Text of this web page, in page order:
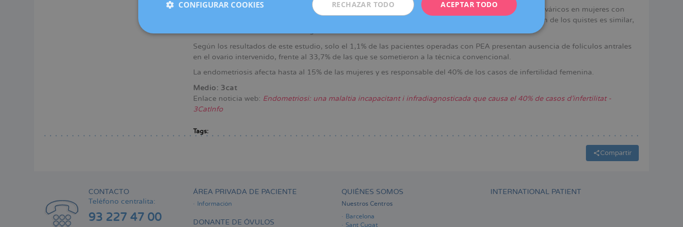
Un estudio deDexeus Mujer
revela que la ablación con energía de plasma (PEA) para tratar quistes ováricos en mujeres con
endometriosis preserva mejor la fertilidad que la quistectomía clásica. Aunque el riesgo de reaparición de los quistes es similar,
Según los resultados de este estudio, solo el 1,1% de las pacientes operadas con PEA presentan ausencia de folículos antrales
en el ovario intervenido, frente al 33,7% de las que se sometieron a la técnica convencional.
La endometriosis afecta hasta al 15% de las mujeres y es responsable del 40% de los casos de infertilidad femenina.
Medio: 3cat
Enlace noticia web: Endometriosi: una malaltia incapacitant i infradiagnosticada que causa el 40% de casos d'infertilitat -
3CatInfo
Tags:
Compartir
CONTACTO
Teléfono centralita:
93 227 47 00
ÁREA PRIVADA DE PACIENTE
Información
DONANTE DE ÓVULOS
QUIÉNES SOMOS
Nuestros Centros
Barcelona
Sant Cugat
INTERNATIONAL PATIENT
FRENCH
ESPAÑOL
ACEPTAR TODO
RECHAZAR TODO
CONFIGURAR COOKIES